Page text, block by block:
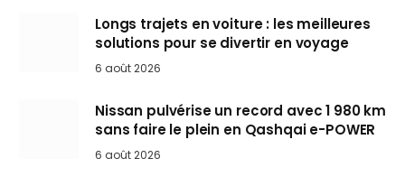
Longs trajets en voiture : les meilleures
solutions pour se divertir en voyage
6 août 2026
Nissan pulvérise un record avec 1 980 km
sans faire le plein en Qashqai e-POWER
6 août 2026